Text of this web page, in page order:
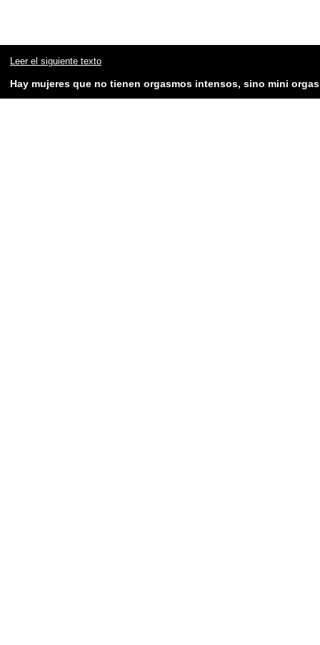
Leer el siguiente texto
Hay mujeres que no tienen orgasmos intensos, sino mini